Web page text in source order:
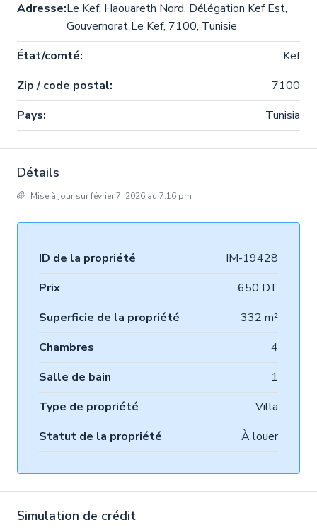
Adresse:Le Kef, Haouareth Nord, Délégation Kef Est,
Gouvernorat Le Kef, 7100, Tunisie
État/comté:
Kef
Zip / code postal:
7100
Pays:
Tunisia
Détails
Mise à jour sur février 7, 2026 au 7:16 pm
ID de la propriété
IM-19428
Prix
650 DT
Superficie de la propriété
332 m²
Chambres
4
Salle de bain
1
Type de propriété
Villa
Statut de la propriété
À louer
Simulation de crédit